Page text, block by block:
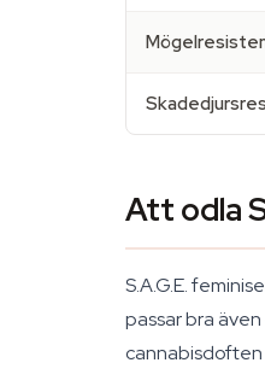
Att odla
S.A.G.E.
passar bra
cannabisdoften